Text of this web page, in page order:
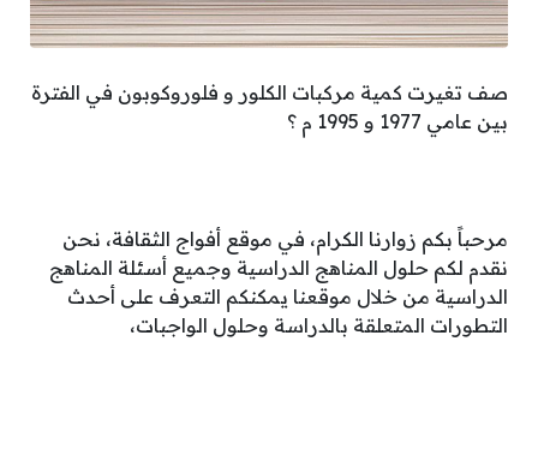
صف تغيرت كمية مركبات الكلور و فلوروكوبون في الفترة
بين عامي 1977 و 1995 م ؟
مرحباً بكم زوارنا الكرام، في موقع أفواج الثقافة، نحن
نقدم لكم حلول المناهج الدراسية وجميع أسئلة المناهج
الدراسية من خلال موقعنا يمكنكم التعرف على أحدث
التطورات المتعلقة بالدراسة وحلول الواجبات،